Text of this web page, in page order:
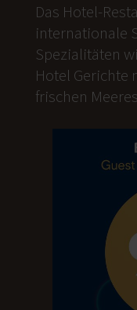
Das Hotel-
internationale
Spezialitäten
Hotel Gerichte
frischen